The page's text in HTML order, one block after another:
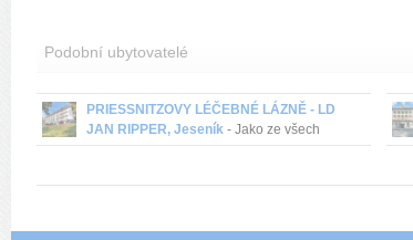
Podobní ubytovatelé
PRIESSNITZOVY LÉČEBNÉ LÁZNĚ - LD
JAN RIPPER, Jeseník - Jako ze všech
ostatních lázeňských domů také z hotelu
výhled na hřebeny Hrubého Jeseníku s